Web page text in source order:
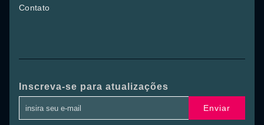
Contato
Inscreva-se para atualizações
Enviar